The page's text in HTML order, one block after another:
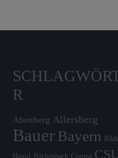
R
Abenberg Allersberg
Bauer Bayern
Bund Büchenbach Corona